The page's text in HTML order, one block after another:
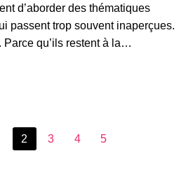
d’aborder des thématiques
passent trop souvent inaperçues.
Parce qu’ils restent à la…
2 3 4
5